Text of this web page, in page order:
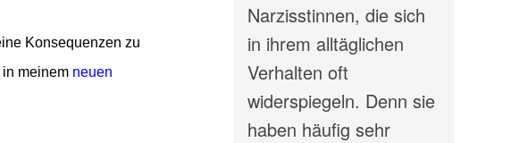
Konsequenzen zu
in meinem neuen
Narzisstinnen, die sich
in ihrem alltäglichen
Verhalten oft
widerspiegeln. Denn sie
haben häufig sehr